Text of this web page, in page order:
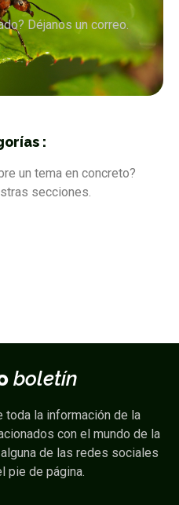
Déjanos un correo.
:
un tema en concreto?
secciones.
boletín
toda la información de la
con el mundo de la
de las redes sociales
pie de página.